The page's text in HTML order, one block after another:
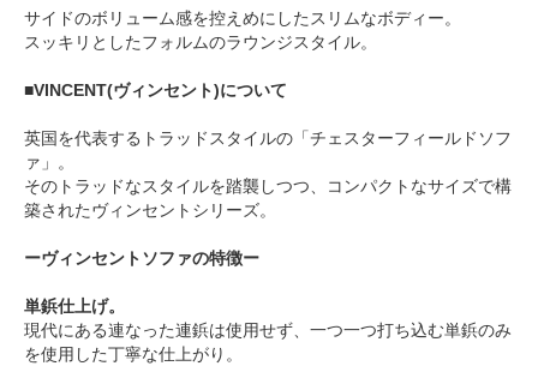
サイドのボリューム感を控えめにしたスリムなボディー。
スッキリとしたフォルムのラウンジスタイル。
■VINCENT(ヴィンセント)について
英国を代表するトラッドスタイルの「チェスターフィールドソフ
ァ」。
そのトラッドなスタイルを踏襲しつつ、コンパクトなサイズで構
築されたヴィンセントシリーズ。
ーヴィンセントソファの特徴ー
単鋲仕上げ。
現代にある連なった連鋲は使用せず、一つ一つ打ち込む単鋲のみ
を使用した丁寧な仕上がり。